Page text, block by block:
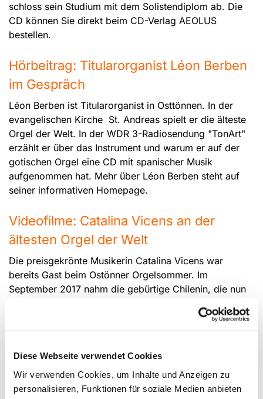
Diese Webseite verwendet Cookies
Wir verwenden Cookies, um Inhalte und Anzeigen zu
personalisieren, Funktionen für soziale Medien anbieten
schloss sein Studium mit dem Solistendiplom ab. Die
CD können Sie direkt beim CD-Verlag AEOLUS
bestellen.
Hörbeitrag: Titularorganist Léon Berben
im Gespräch
Léon Berben ist Titularorganist in Osttönnen. In der
evangelischen Kirche St. Andreas spielt er die älteste
Orgel der Welt. In der WDR 3-Radiosendung "TonArt"
erzählt er über das Instrument und warum er auf der
gotischen Orgel eine CD mit spanischer Musik
aufgenommen hat. Mehr über Léon Berben steht auf
seiner informativen Homepage.
Videofilme: Catalina Vicens an der
ältesten Orgel der Welt
Die preisgekrönte Musikerin Catalina Vicens war
bereits Gast beim Ostönner Orgelsommer. Im
September 2017 nahm die gebürtige Chilenin, die nun
Kirche St. Andreas auf. Dabei spielt sie das
Praeambulum super D aus dem Buxheimer Orgelbuch
Paulmann aus dem Lochamer Liederbuch.
Schon früh wurde ihr musikalisches Talent entdeckt. Im
Alter von 20 Jahren spielte sie bereits in den